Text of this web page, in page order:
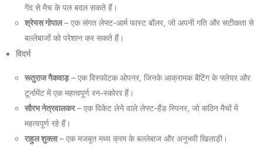
गेंद से मैच के पल बदल सकते हैं।
श्रेयस गोपाल– एक संगत लेफ्ट-आर्म फास्ट बॉलर, जो अपनी गति और सटीकता से
बल्लेबाजों को परेशान कर सकते हैं।
विदर्भ
रूतुराज गैकवाड़– एक विस्फोटक ओपनर, जिनके आक्रामक बैटिंग के फ्लेयर और
टूर्नामेंट में एक महत्वपूर्ण रन-स्कोरर हैं।
सौरभ नेत्रवालकर– एक विकेट लेने वाले लेफ्ट-हैंड स्पिनर, जो कठिन मैचों में
महत्वपूर्ण रहे हैं।
राहुल शुक्ला– एक मजबूत मध्य क्रम के बल्लेबाज और अनुभवी खिलाड़ी।